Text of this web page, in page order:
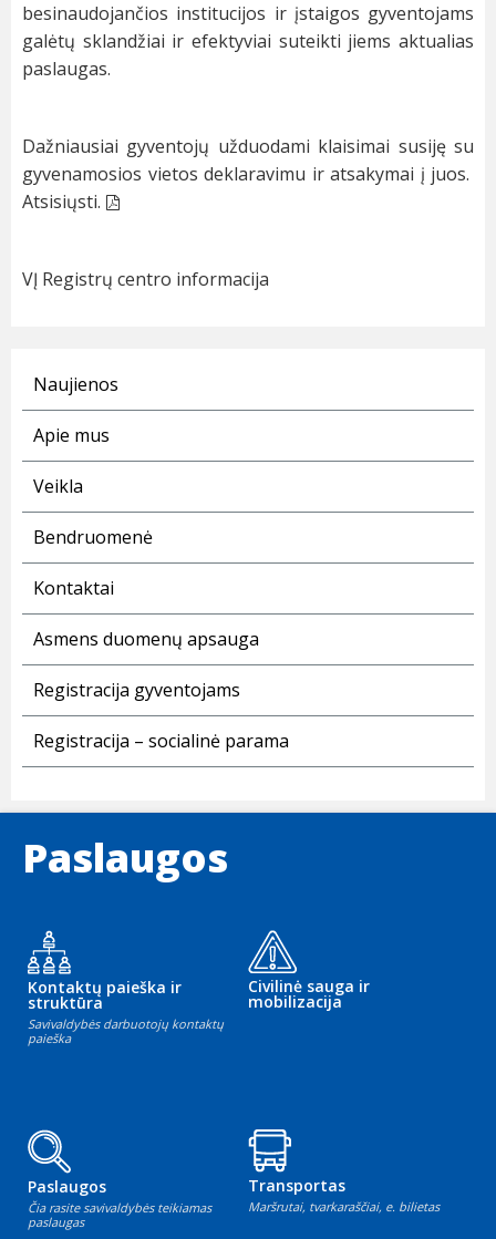
besinaudojančios institucijos ir įstaigos gyventojams
galėtų sklandžiai ir efektyviai suteikti jiems aktualias
paslaugas.
Dažniausiai gyventojų užduodami klaisimai susiję su
gyvenamosios vietos deklaravimu ir atsakymai į juos.
Atsisiųsti.
VĮ Registrų centro informacija
Naujienos
Apie mus
Veikla
Bendruomenė
Kontaktai
Asmens duomenų apsauga
Registracija gyventojams
Registracija – socialinė parama
Paslaugos
Kontaktų paieška ir
struktūra
Savivaldybės darbuotojų kontaktų
paieška
Civilinė sauga ir
mobilizacija
Paslaugos
Čia rasite savivaldybės teikiamas
paslaugas
Transportas
Maršrutai, tvarkaraščiai, e. bilietas